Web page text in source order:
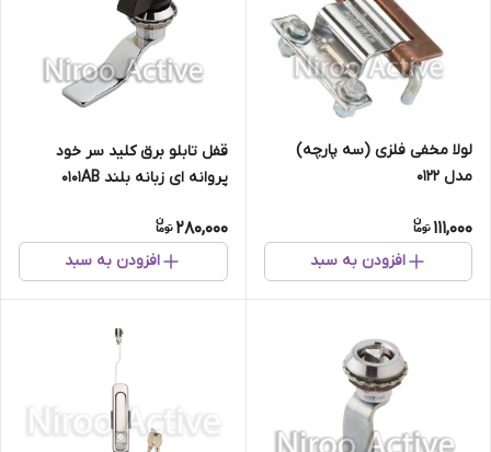
لولا مخفی فلزی (سه پارچه)
مدل ۰۱۲۲
111,000
افزودن به سبد
قفل تابلو برق کلید سر خود
پروانه ای زبانه بلند ۰۱۰۱AB
280,000
افزودن به سبد